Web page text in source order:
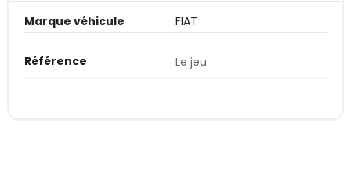
Marque véhicule FIAT
Référence Le jeu